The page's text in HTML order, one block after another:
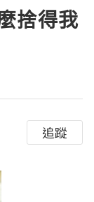
捨得我
追蹤